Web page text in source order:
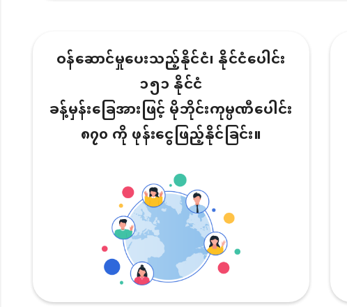
ဝန်ဆောင်မှုပေးသည့်နိုင်ငံ၊ နိုင်ငံပေါင်း
၁၅၁ နိုင်ငံ
ခန့်မှန်းခြေအားဖြင့် မိုဘိုင်းကုမ္ပဏီပေါင်း
၈၇၀ ကို ဖုန်းငွေဖြည့်နိုင်ခြင်း။